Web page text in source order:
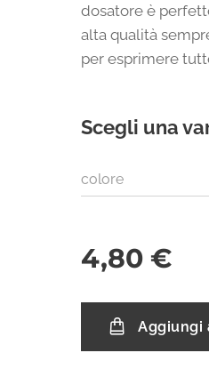
dosatore è
alta qualità
per esprimere
Scegli una
colore
4,80 €
Aggiungi